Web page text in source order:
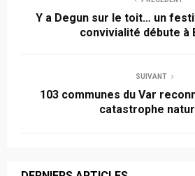
Y a Degun sur le toit… un
convivialité débute à
SUIVANT
103 communes du Var
catastrophe